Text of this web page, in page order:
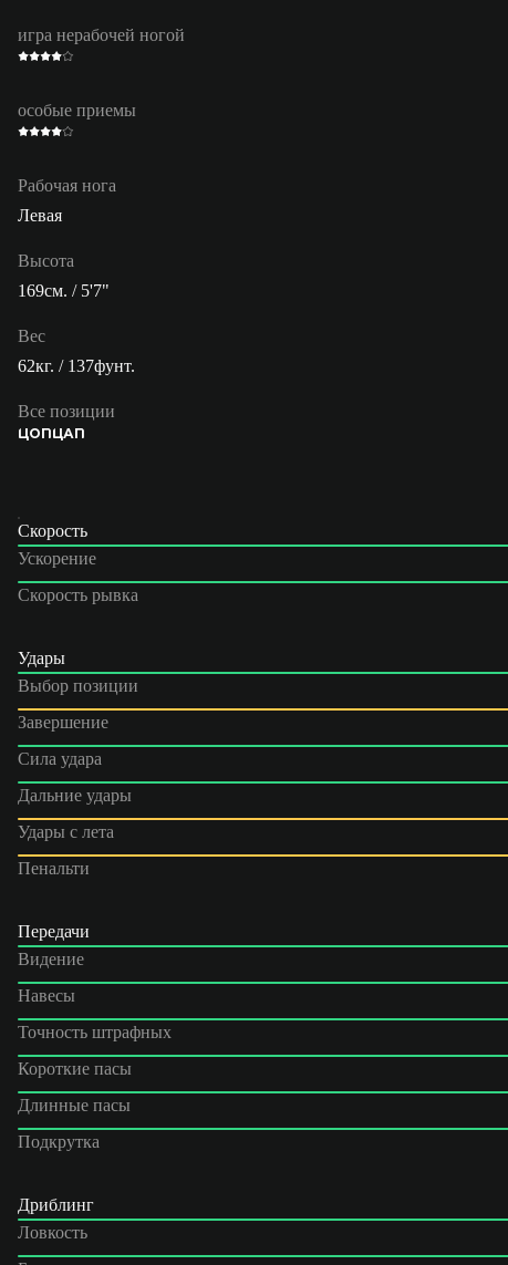
игра нерабочей ногой
особые приемы
Рабочая нога
Левая
Высота
169см. / 5'7"
Вес
62кг. / 137фунт.
Все позиции
ЦОПЦАП
Скорость
Ускорение
Скорость рывка
Удары
Выбор позиции
Завершение
Сила удара
Дальние удары
Удары с лета
Пенальти
Передачи
Видение
Навесы
Точность штрафных
Короткие пасы
Длинные пасы
Подкрутка
Дриблинг
Ловкость